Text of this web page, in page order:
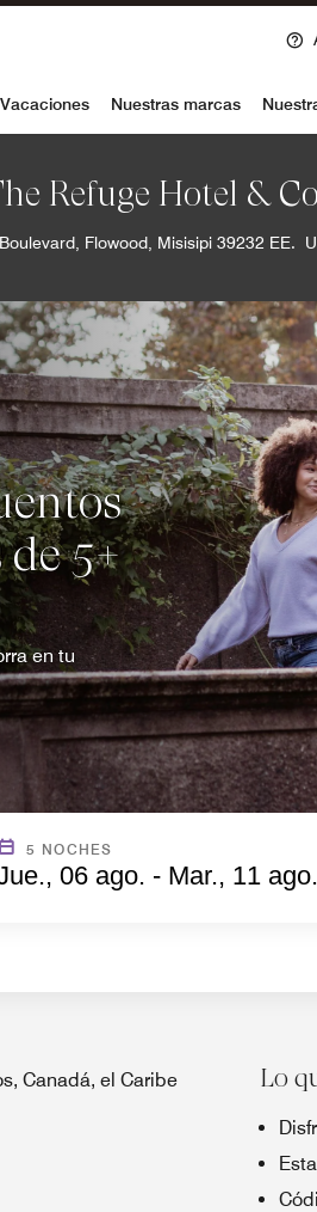
Vacaciones Nuestras marcas
Refuge Hotel &
Flowood, Misisipi 39232 EE.
5+
en tu
5 NOCHES
06 ago. - Mar., 11 ago.
Canadá, el Caribe
Lo